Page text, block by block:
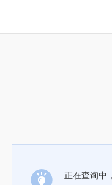
正在查询中